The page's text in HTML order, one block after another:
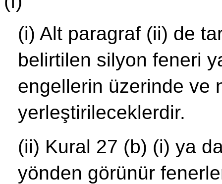
(i) Alt paragraf (ii) de
belirtilen silyon feneri
engellerin üzerinde ve
yerleştirileceklerdir.
(ii) Kural 27 (b) (i) ya
yönden görünür